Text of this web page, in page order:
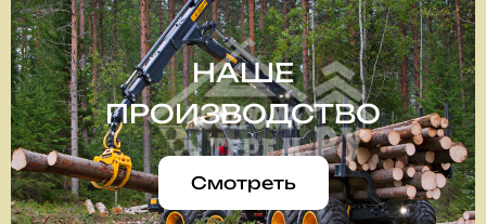
НАШЕ
ПРОИЗВОДСТВО
Смотреть